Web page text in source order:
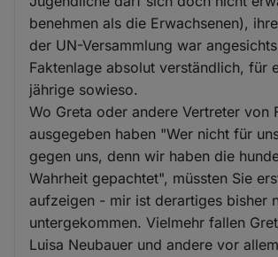
benehmen als die Erwachsenen),
der UN-Versammlung war
Faktenlage absolut verständlich, für
jährige sowieso.
Wo Greta oder andere Vertreter von
ausgegeben haben "Wer nicht für
gegen uns, denn wir haben die
Wahrheit gepachtet", müssten Sie
aufzeigen - mir ist derartiges bisher
untergekommen. Vielmehr fallen
Luisa Neubauer und andere vor